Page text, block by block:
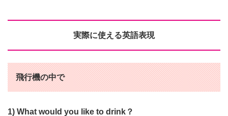
実際に使える英語表現
飛行機の中で
1) What would you like to drink？